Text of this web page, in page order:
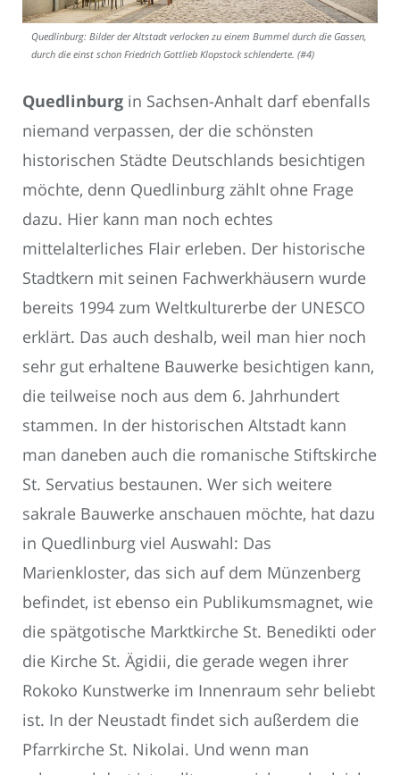
Quedlinburg: Bilder der Altstadt verlocken zu einem Bummel durch die Gassen,
durch die einst schon Friedrich Gottlieb Klopstock schlenderte. (#4)
Quedlinburg in Sachsen-Anhalt darf ebenfalls
niemand verpassen, der die schönsten
historischen Städte Deutschlands besichtigen
möchte, denn Quedlinburg zählt ohne Frage
dazu. Hier kann man noch echtes
mittelalterliches Flair erleben. Der historische
Stadtkern mit seinen Fachwerkhäusern wurde
bereits 1994 zum Weltkulturerbe der UNESCO
erklärt. Das auch deshalb, weil man hier noch
sehr gut erhaltene Bauwerke besichtigen kann,
die teilweise noch aus dem 6. Jahrhundert
stammen. In der historischen Altstadt kann
man daneben auch die romanische Stiftskirche
St. Servatius bestaunen. Wer sich weitere
sakrale Bauwerke anschauen möchte, hat dazu
in Quedlinburg viel Auswahl: Das
Marienkloster, das sich auf dem Münzenberg
befindet, ist ebenso ein Publikumsmagnet, wie
die spätgotische Marktkirche St. Benedikti oder
die Kirche St. Ägidii, die gerade wegen ihrer
Rokoko Kunstwerke im Innenraum sehr beliebt
ist. In der Neustadt findet sich außerdem die
Pfarrkirche St. Nikolai. Und wenn man